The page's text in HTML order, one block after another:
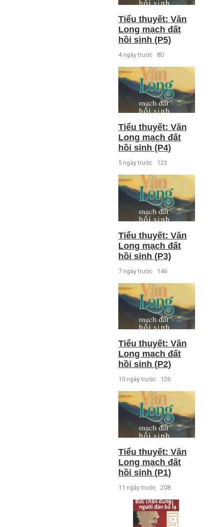
Tiểu thuyết: Văn
Long mạch đất
hồi sinh (P5)
4 ngày trước 80
Tiểu thuyết: Văn
Long mạch đất
hồi sinh (P4)
5 ngày trước 123
Tiểu thuyết: Văn
Long mạch đất
hồi sinh (P3)
7 ngày trước 146
Tiểu thuyết: Văn
Long mạch đất
hồi sinh (P2)
10 ngày trước 126
Tiểu thuyết: Văn
Long mạch đất
hồi sinh (P1)
11 ngày trước 208